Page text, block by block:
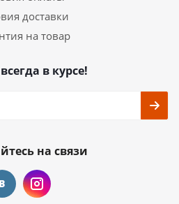
доставки
на товар
в курсе!
на связи